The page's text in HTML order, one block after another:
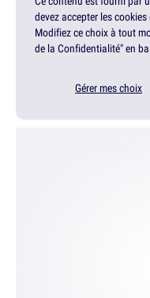
devez accepter les
Modifiez ce choix à tout
de la Confidentialité" en
Gérer mes choix